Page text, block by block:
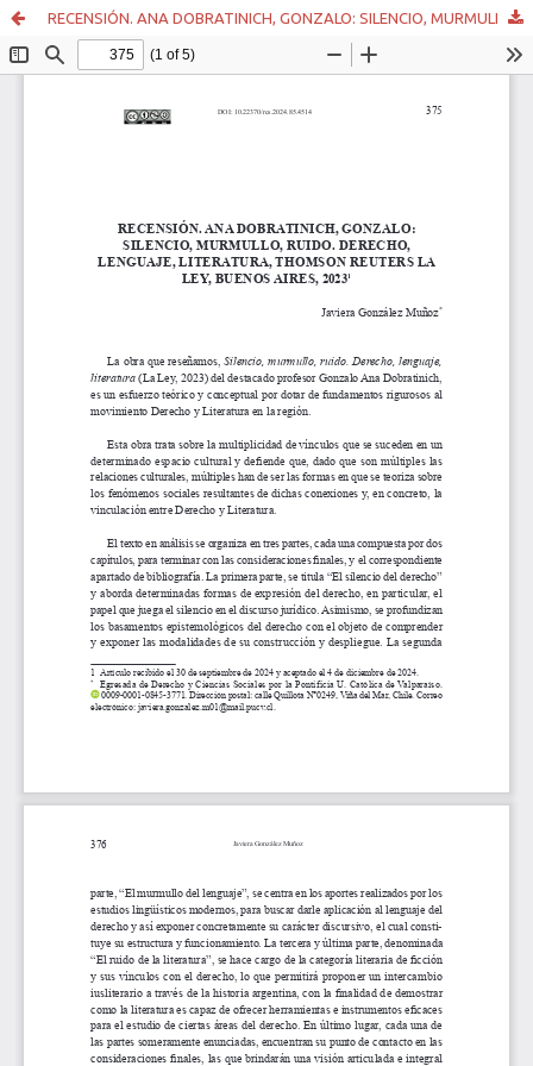
RECENSIÓN. ANA DOBRATINICH, GONZALO: SILENCIO, MURMULLO, RUIDO. DERECHO, LENGUAJE, LITERATURA, THOMSON REUTERS LA LEY, BUENOS AIRES, 2023